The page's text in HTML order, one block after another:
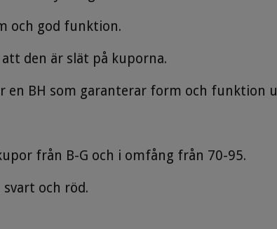
och god funktion.
den är slät på kuporna.
en BH som garanterar form och funktion
från B-G och i omfång från 70-95.
och röd.